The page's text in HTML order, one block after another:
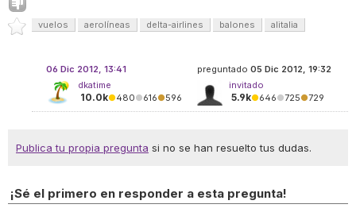
vuelos aerolíneas delta-airlines balones alitalia
preguntado 05 Dic 2012, 19:32
invitado
5.9k●646●725●729
06 Dic 2012, 13:41
dkatime
10.0k●480●616●596
Publica tu propia pregunta si no se han resuelto tus dudas.
¡Sé el primero en responder a esta pregunta!